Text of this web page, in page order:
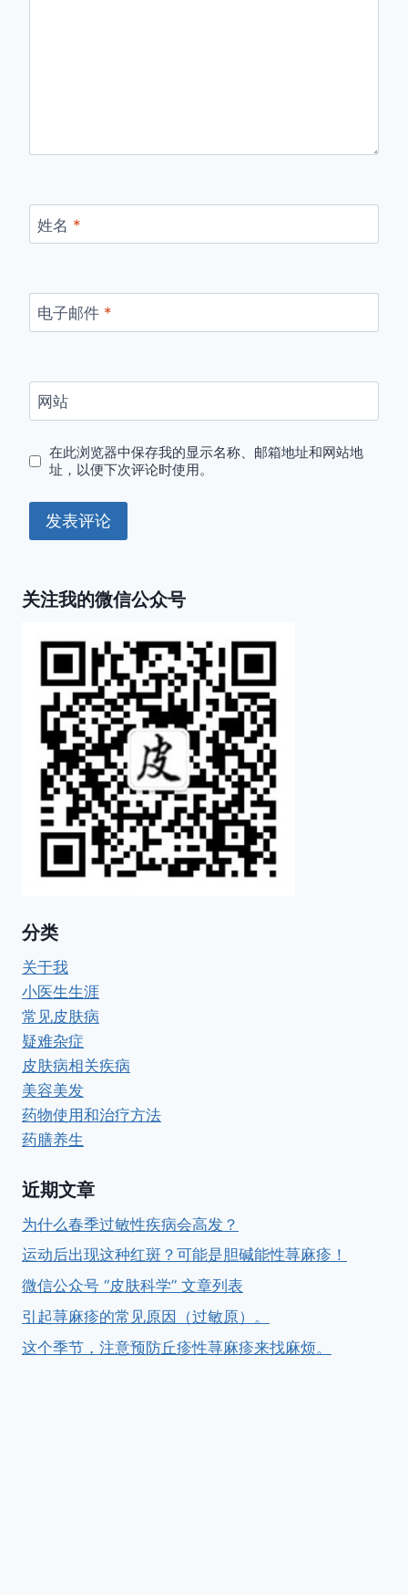
姓名 *
电子邮件 *
网站
在此浏览器中保存我的显示名称、邮箱地址和网站地
址，以便下次评论时使用。
关注我的微信公众号
分类
关于我
小医生生涯
常见皮肤病
疑难杂症
皮肤病相关疾病
美容美发
药物使用和治疗方法
药膳养生
近期文章
为什么春季过敏性疾病会高发？
运动后出现这种红斑？可能是胆碱能性荨麻疹！
微信公众号 “皮肤科学” 文章列表
引起荨麻疹的常见原因（过敏原）。
这个季节，注意预防丘疹性荨麻疹来找麻烦。